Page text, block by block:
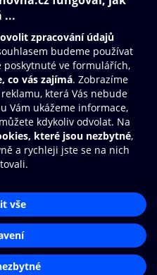
O2 Knihovna
své e-knihy a
rychleji a pohodlněji.